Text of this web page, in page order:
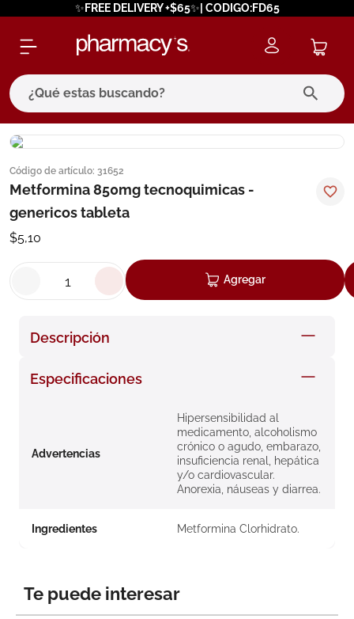
✨FREE DELIVERY +$65✨| CODIGO:FD65
¿Qué estas buscando?
Código de artículo: 31652
Metformina 850mg tecnoquimicas -
genericos tableta
$5,10
Agregar
Descripción
Especificaciones
Advertencias
Hipersensibilidad al
medicamento, alcoholismo
crónico o agudo, embarazo,
insuficiencia renal, hepática
y/o cardiovascular.
Anorexia, náuseas y diarrea.
Ingredientes Metformina Clorhidrato.
Te puede interesar
términos más buscados
1. eucerin
cerave
7. megacistin
roche posay